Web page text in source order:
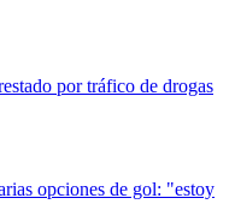
por tráfico de drogas
opciones de gol: "estoy